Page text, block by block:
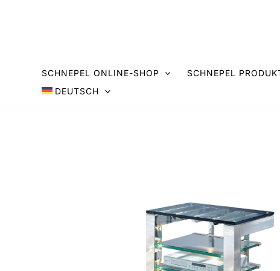
SCHNEPEL ONLINE-SHOP SCHNEPEL
DEUTSCH